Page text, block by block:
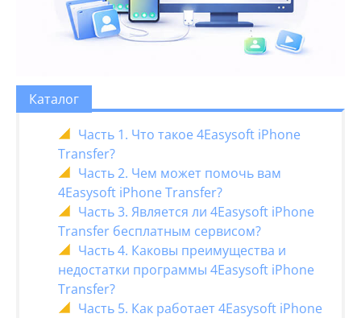
Каталог
Часть 1. Что такое 4Easysoft iPhone
Transfer?
Часть 2. Чем может помочь вам
4Easysoft iPhone Transfer?
Часть 3. Является ли 4Easysoft iPhone
Transfer бесплатным сервисом?
Часть 4. Каковы преимущества и
недостатки программы 4Easysoft iPhone
Transfer?
Часть 5. Как работает 4Easysoft iPhone